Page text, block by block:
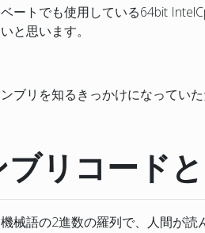
ートでも使用している64bit
と思います。
ブリを知るきっかけになっていた
ブリコード
械語の2進数の羅列で、人間が読